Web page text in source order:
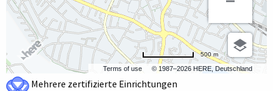
Terms of use © 1987–2026 HERE, Deutschland
500 m
Mehrere zertifizierte Einrichtungen